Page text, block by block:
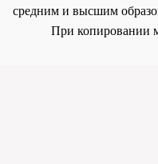
средним и высшим
При копировании